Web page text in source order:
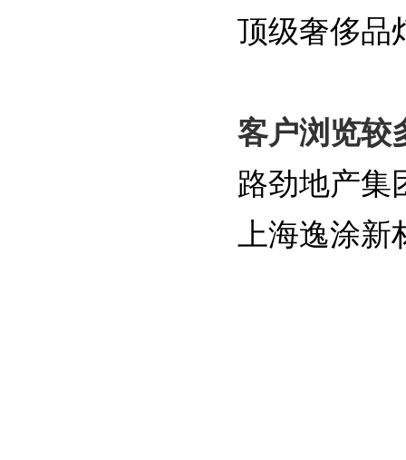
顶级奢侈品
客户浏览较
路劲地产集
上海逸涂